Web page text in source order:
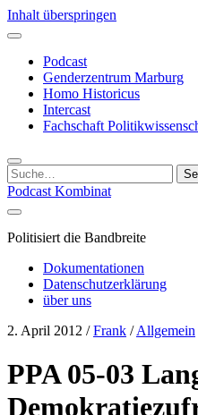
Inhalt überspringen
Podcast
Genderzentrum Marburg
Homo Historicus
Intercast
Fachschaft
Suchen
nach:
Podcast Kombinat
Politisiert die Bandbreite
Dokumentationen
Datenschutzerklärung
über uns
2. April 2012 /Frank /Allgemein
PPA 05-03